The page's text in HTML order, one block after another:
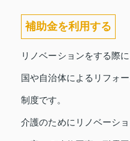
補助金を利用する
リノベーションをする際
国や自治体によるリフォ
制度です。
介護のためにリノベーシ